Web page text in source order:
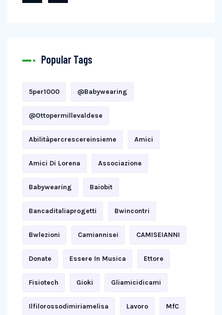
Popular Tags
5per1000 @babywearing
@ottopermillevaldese
Abilitàpercrescereinsieme Amici
Amici Di Lorena Associazione
Babywearing Baiobit
Bancaditaliaprogetti Bwincontri
Bwlezioni Camiannisei CAMISEIANNI
Donate Essere In Musica Ettore
Fisiotech Gioki Gliamicidicami
Ilfilorossodimiriamelisa Lavoro MfC